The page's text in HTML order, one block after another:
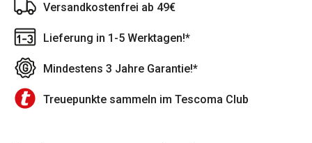
Versandkostenfrei ab 49€
Lieferung in 1-5 Werktagen!*
Mindestens 3 Jahre Garantie!*
Treuepunkte sammeln im Tescoma Club